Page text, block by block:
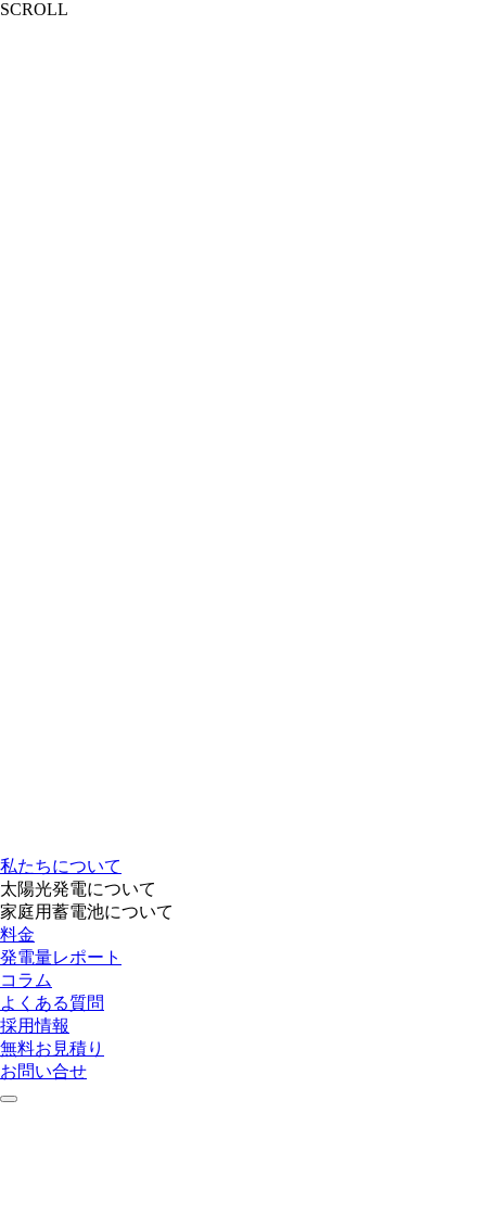
SCROLL
私たちについて
太陽光発電について
家庭用蓄電池について
料金
発電量レポート
コラム
よくある質問
採用情報
無料お見積り
お問い合せ